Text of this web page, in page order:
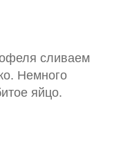
сливаем
Немного
яйцо.